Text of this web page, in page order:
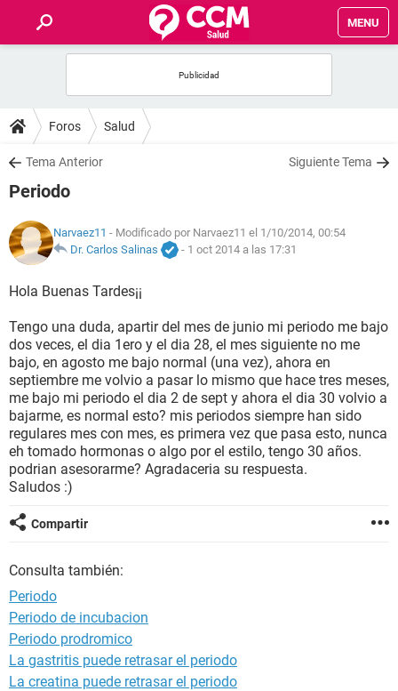
MENU
FOROS
SALUD
NUTRICIÓN
BIENESTAR
SEXUALIDAD
GLOSARIO
Foros Salud
Tema Anterior Siguiente Tema
Periodo
Narvaez11 - Modificado por Narvaez11 el 1/10/2014, 00:54
Dr. Carlos Salinas
- 1 oct 2014 a las 17:31
Hola Buenas Tardes¡¡
Tengo una duda, apartir del mes de junio mi periodo me bajo
dos veces, el dia 1ero y el dia 28, el mes siguiente no me
bajo, en agosto me bajo normal (una vez), ahora en
septiembre me volvio a pasar lo mismo que hace tres meses,
me bajo mi periodo el dia 2 de sept y ahora el dia 30 volvio a
bajarme, es normal esto? mis periodos siempre han sido
regulares mes con mes, es primera vez que pasa esto, nunca
eh tomado hormonas o algo por el estilo, tengo 30 años.
podrian asesorarme? Agradaceria su respuesta.
Saludos :)
Compartir
Consulta también:
Periodo
Periodo de incubacion
Periodo prodromico
La gastritis puede retrasar el periodo
La creatina puede retrasar el periodo